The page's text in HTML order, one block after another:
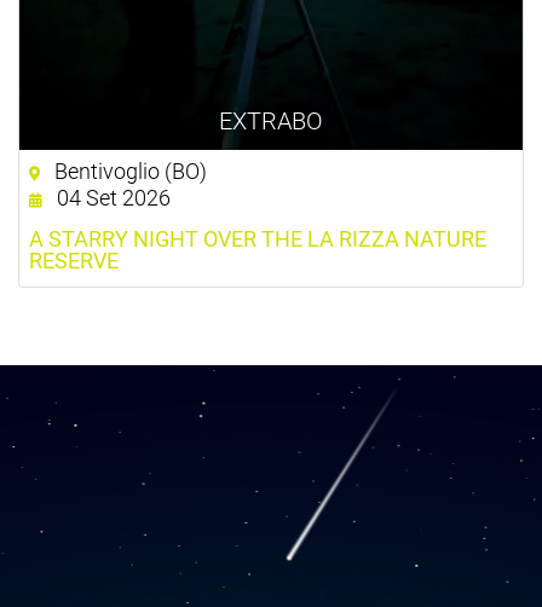
EXTRABO
Bentivoglio (BO)
04 Set 2026
A STARRY NIGHT OVER THE LA RIZZA NATURE
RESERVE